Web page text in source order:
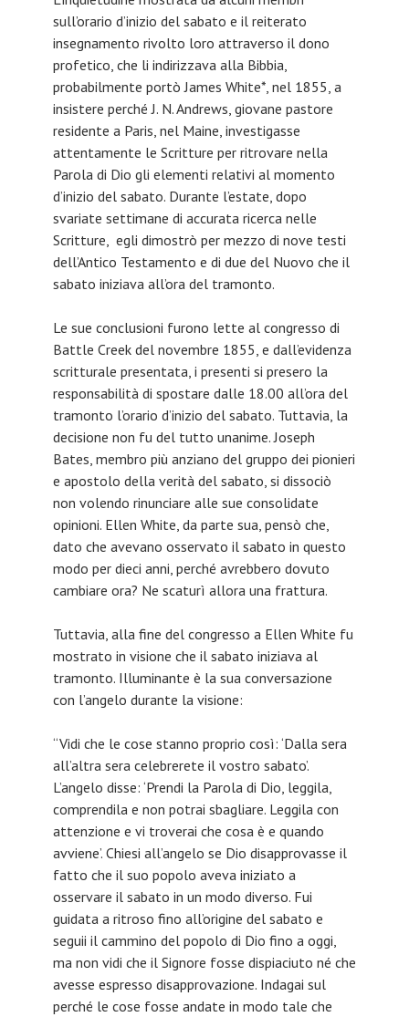
sull’orario d’inizio del sabato e il reiterato
insegnamento rivolto loro attraverso il dono
profetico, che li indirizzava alla Bibbia,
probabilmente portò James White*, nel 1855, a
insistere perché J. N. Andrews, giovane pastore
residente a Paris, nel Maine, investigasse
attentamente le Scritture per ritrovare nella
Parola di Dio gli elementi relativi al momento
d’inizio del sabato. Durante l’estate, dopo
svariate settimane di accurata ricerca nelle
Scritture, egli dimostrò per mezzo di nove testi
dell’Antico Testamento e di due del Nuovo che il
sabato iniziava all’ora del tramonto.
Le sue conclusioni furono lette al congresso di
Battle Creek del novembre 1855, e dall’evidenza
scritturale presentata, i presenti si presero la
responsabilità di spostare dalle 18.00 all’ora del
tramonto l’orario d’inizio del sabato. Tuttavia, la
decisione non fu del tutto unanime. Joseph
Bates, membro più anziano del gruppo dei pionieri
e apostolo della verità del sabato, si dissociò
non volendo rinunciare alle sue consolidate
opinioni. Ellen White, da parte sua, pensò che,
dato che avevano osservato il sabato in questo
modo per dieci anni, perché avrebbero dovuto
cambiare ora? Ne scaturì allora una frattura.
Tuttavia, alla fine del congresso a Ellen White fu
mostrato in visione che il sabato iniziava al
tramonto. Illuminante è la sua conversazione
con l’angelo durante la visione:
“Vidi che le cose stanno proprio così: ‘Dalla sera
all’altra sera celebrerete il vostro sabato’.
L’angelo disse: ‘Prendi la Parola di Dio, leggila,
comprendila e non potrai sbagliare. Leggila con
attenzione e vi troverai che cosa è e quando
avviene’. Chiesi all’angelo se Dio disapprovasse il
fatto che il suo popolo aveva iniziato a
osservare il sabato in un modo diverso. Fui
guidata a ritroso fino all’origine del sabato e
seguii il cammino del popolo di Dio fino a oggi,
ma non vidi che il Signore fosse dispiaciuto né che
avesse espresso disapprovazione. Indagai sul
perché le cose fosse andate in modo tale che